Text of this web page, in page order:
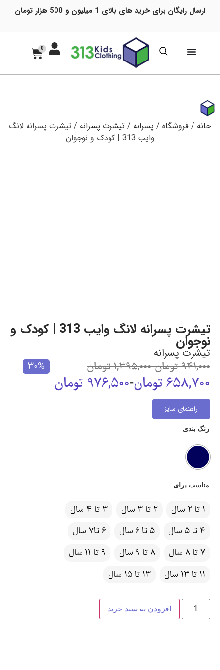
ارسال رایگان برای خرید های بالای 1 میلیون و 500 هزار تومان
0
خانه / فروشگاه / پسرانه / تیشرت پسرانه / تیشرت پسرانه لانگ
وایب 313 | کودک و نوجوان
تیشرت پسرانه لانگ وایب 313 | کودک و
نوجوان
تیشرت پسرانه
941,000 تومان-
1,395,000 تومان
658,700 تومان-
976,500 تومان
30%
راهنمای سایز
رنگ بندی
مناسب برای
1 تا 2 سال 2 تا 3 سال
3 تا 4 سال
4 تا 5 سال
5 تا 6 سال
6 تا7 سال
7 تا 8 سال
8 تا 9 سال
9 تا 11 سال
11 تا 13 سال
13 تا 15 سال
افزودن به سبد خرید